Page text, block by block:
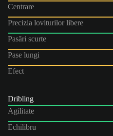
Centrare
Precizia loviturilor libere
Pasări scurte
Pase lungi
Efect
Dribling
Agilitate
Echilibru